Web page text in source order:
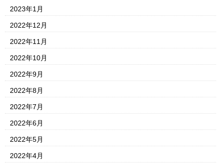
2023年1月
2022年12月
2022年11月
2022年10月
2022年9月
2022年8月
2022年7月
2022年6月
2022年5月
2022年4月